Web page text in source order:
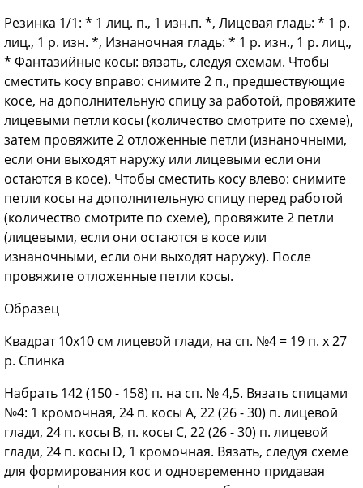
Резинка 1/1: * 1 лиц. п., 1 изн.п. *, Лицевая гладь: * 1 р.
лиц., 1 р. изн. *, Изнаночная гладь: * 1 р. изн., 1 р. лиц.,
* Фантазийные косы: вязать, следуя схемам. Чтобы
сместить косу вправо: снимите 2 п., предшествующие
косе, на дополнительную спицу за работой, провяжите
лицевыми петли косы (количество смотрите по схеме),
затем провяжите 2 отложенные петли (изнаночными,
если они выходят наружу или лицевыми если они
остаются в косе). Чтобы сместить косу влево: снимите
петли косы на дополнительную спицу перед работой
(количество смотрите по схеме), провяжите 2 петли
(лицевыми, если они остаются в косе или
изнаночными, если они выходят наружу). После
провяжите отложенные петли косы.
Образец
Квадрат 10x10 см лицевой глади, на сп. №4 = 19 п. х 27
р. Спинка
Набрать 142 (150 - 158) п. на сп. № 4,5. Вязать спицами
№4: 1 кромочная, 24 п. косы А, 22 (26 - 30) п. лицевой
глади, 24 п. косы В, п. косы С, 22 (26 - 30) п. лицевой
глади, 24 п. косы D, 1 кромочная. Вязать, следуя схеме
для формирования кос и одновременно придавая